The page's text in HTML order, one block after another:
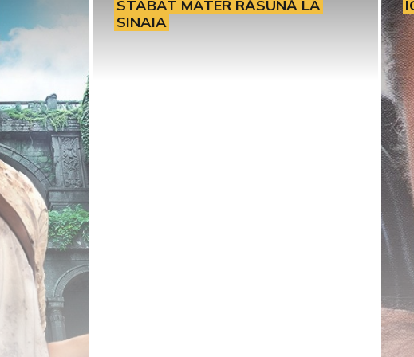
STABAT MATER RĂSUNĂ LA
SINAIA